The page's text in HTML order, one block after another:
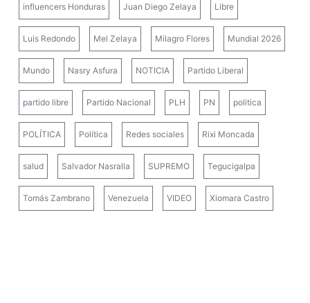
influencers Honduras Juan Diego Zelaya Libre
Luis Redondo Mel Zelaya Milagro Flores Mundial 2026
Mundo Nasry Asfura NOTICIA Partido Liberal
partido libre Partido Nacional PLH PN politica
POLÍTICA Política Redes sociales Rixi Moncada
salud Salvador Nasralla SUPREMO Tegucigalpa
Tomás Zambrano Venezuela VIDEO Xiomara Castro